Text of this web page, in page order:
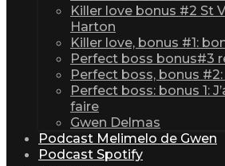
Killer love bonus #2 St
Harton
Killer love, bonus #1:
Perfect boss bonus#3
Perfect boss, bonus
Perfect boss: bonus 1:
faire
Gwen Delmas
Podcast Melimelo de Gwen
Podcast Spotify